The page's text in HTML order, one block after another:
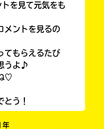
を見て元気をも
メントを見るの
てもらえるたび
うよ♪
♡
とう！
年